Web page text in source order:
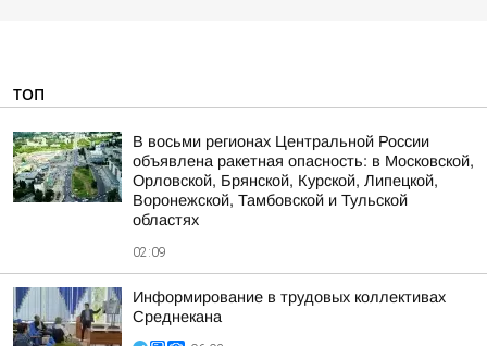
ТОП
В восьми регионах Центральной России
объявлена ракетная опасность: в Московской,
Орловской, Брянской, Курской, Липецкой,
Воронежской, Тамбовской и Тульской
областях
02:09
Информирование в трудовых коллективах
Среднекана